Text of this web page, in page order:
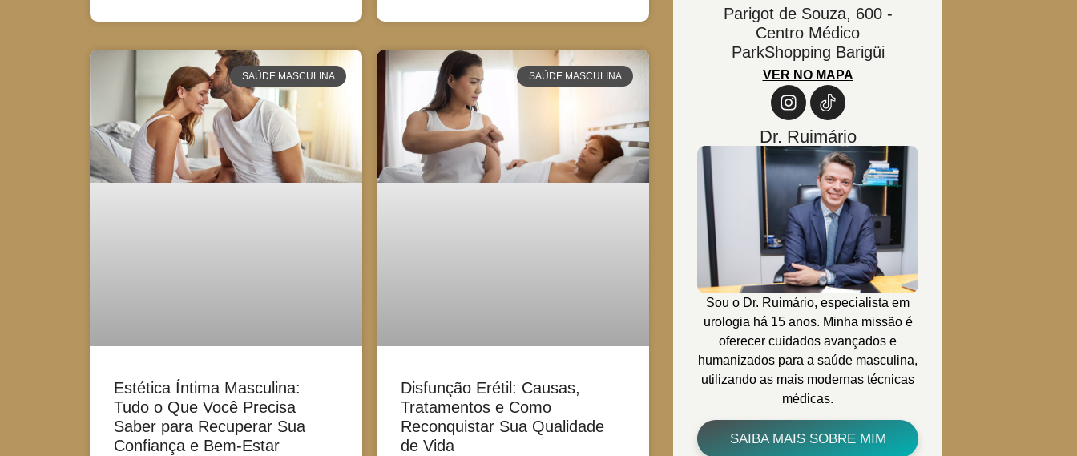
SAÚDE MASCULINA
Estética Íntima Masculina:
Tudo o Que Você Precisa
Saber para Recuperar Sua
Confiança e Bem-Estar
SAÚDE MASCULINA
Disfunção Erétil: Causas,
Tratamentos e Como
Reconquistar Sua Qualidade
de Vida
Parigot de Souza, 600 -
Centro Médico
ParkShopping Barigüi
VER NO MAPA
Dr. Ruimário
Sou o Dr. Ruimário, especialista em
urologia há 15 anos. Minha missão é
oferecer cuidados avançados e
humanizados para a saúde masculina,
utilizando as mais modernas técnicas
médicas.
SAIBA MAIS SOBRE MIM